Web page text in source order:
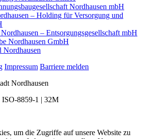
Nordhausen mbH
– Holding für Versorgung und
– Entsorgungsgesellschaft mbH
Nordhausen GmbH
Nordhausen
Impressum Barriere melden
Nordhausen
8859-1 | 32M
um die Zugriffe auf unsere Website zu